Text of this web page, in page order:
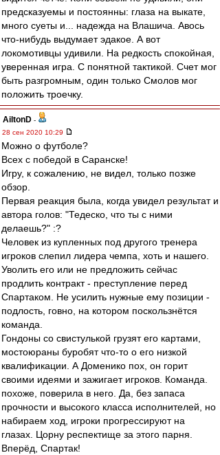
предсказуемы и постоянны: глаза на выкате,
много суеты и... надежда на Влашича. Авось
что-нибудь выдумает эдакое. А вот
локомотивцы удивили. На редкость спокойная,
уверенная игра. С понятной тактикой. Счет мог
быть разгромным, один только Смолов мог
положить троечку.
AiltonD -
28 сен 2020 10:29
Можно о футболе?
Всех с победой в Саранске!
Игру, к сожалению, не видел, только позже
обзор.
Первая реакция была, когда увидел результат и
автора голов: "Тедеско, что ты с ними
делаешь?" :?
Человек из купленных под другого тренера
игроков слепил лидера чемпа, хоть и нашего.
Уволить его или не предложить сейчас
продлить контракт - преступление перед
Спартаком. Не усилить нужные ему позиции -
подлость, говно, на котором поскользнётся
команда.
Гондоны со свистулькой грузят его картами,
мостоюраны буробят что-то о его низкой
квалификации. А Доменико пох, он горит
своими идеями и зажигает игроков. Команда.
похоже, поверила в него. Да, без запаса
прочности и высокого класса исполнителей, но
набираем ход, игроки прогрессируют на
глазах. Цорну респектище за этого парня.
Вперёд, Спартак!